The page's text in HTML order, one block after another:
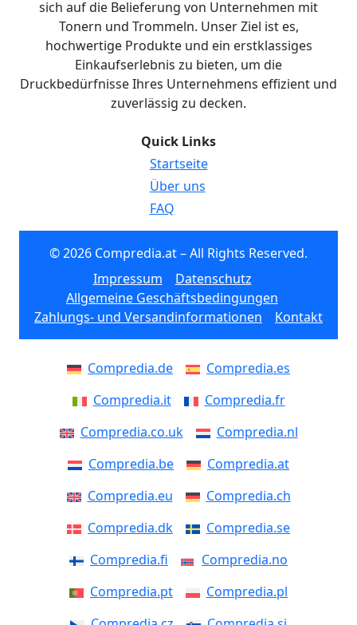
sich auf die Belieferung von Unternehmen mit
Tonern und Trommeln. Unser Ziel ist es,
hochwertige Produkte und ein erstklassiges
Einkaufserlebnis zu bieten, um die
Druckbedürfnisse Ihres Unternehmens effizient und
zuverlässig zu decken.
Quick Links
Startseite
Über uns
FAQ
© 2026 Compredia.at – All Rights Reserved.
Impressum
Datenschutz
Allgemeine Geschäftsbedingungen
Zahlungs- und Versandinformationen
Kontakt
Compredia.de
Compredia.es
Compredia.it
Compredia.fr
Compredia.co.uk
Compredia.nl
Compredia.be
Compredia.at
Compredia.eu
Compredia.ch
Compredia.dk
Compredia.se
Compredia.fi
Compredia.no
Compredia.pt
Compredia.pl